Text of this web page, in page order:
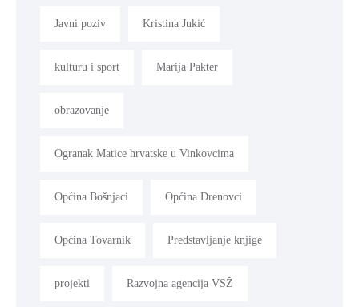
Javni poziv Kristina Jukić
kulturu i sport Marija Pakter
obrazovanje
Ogranak Matice hrvatske u Vinkovcima
Općina Bošnjaci Općina Drenovci
Općina Tovarnik Predstavljanje knjige
projekti Razvojna agencija VSŽ